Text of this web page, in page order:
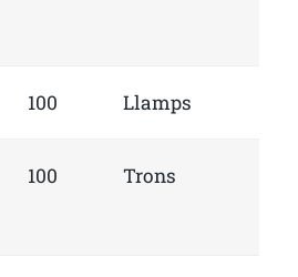
100 Llamps
100 Trons